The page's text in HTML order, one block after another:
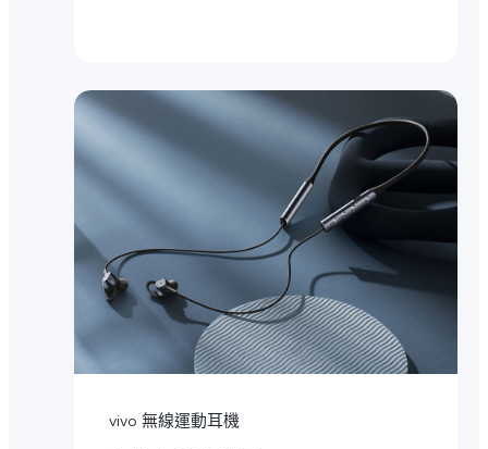
vivo 無線運動耳機